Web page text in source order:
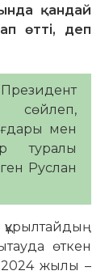
қандай
өтті, деп
сөйлеп,
мен
туралы
Руслан
өткен
2024 жылы –